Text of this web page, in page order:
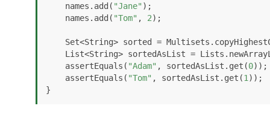
    names.add(
"Jane" );
    names.add(
"Tom" , 2);
    assertEquals(
"Adam" , sortedAsList.get(0));
    assertEquals(
"Tom" , sortedAsList.get(1 ));
}